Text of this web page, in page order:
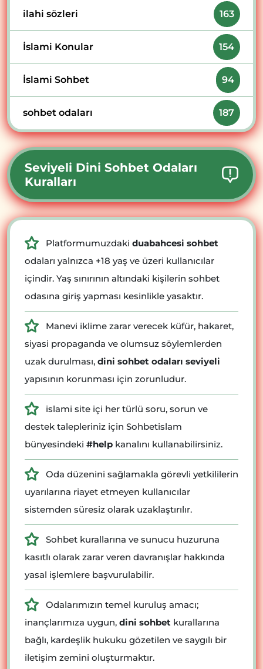
ilahi sözleri 163
İslami Konular 154
İslami Sohbet 94
sohbet odaları 187
Seviyeli Dini Sohbet Odaları
Kuralları
Platformumuzdaki duabahcesi sohbet
odaları yalnızca +18 yaş ve üzeri kullanıcılar
içindir. Yaş sınırının altındaki kişilerin sohbet
odasına giriş yapması kesinlikle yasaktır.
Manevi iklime zarar verecek küfür, hakaret,
siyasi propaganda ve olumsuz söylemlerden
uzak durulması, dini sohbet odaları seviyeli
yapısının korunması için zorunludur.
islami site içi her türlü soru, sorun ve
destek talepleriniz için Sohbetislam
bünyesindeki #help kanalını kullanabilirsiniz.
Oda düzenini sağlamakla görevli yetkililerin
uyarılarına riayet etmeyen kullanıcılar
sistemden süresiz olarak uzaklaştırılır.
Sohbet kurallarına ve sunucu huzuruna
kasıtlı olarak zarar veren davranışlar hakkında
yasal işlemlere başvurulabilir.
Odalarımızın temel kuruluş amacı;
inançlarımıza uygun, dini sohbet kurallarına
bağlı, kardeşlik hukuku gözetilen ve saygılı bir
iletişim zemini oluşturmaktır.